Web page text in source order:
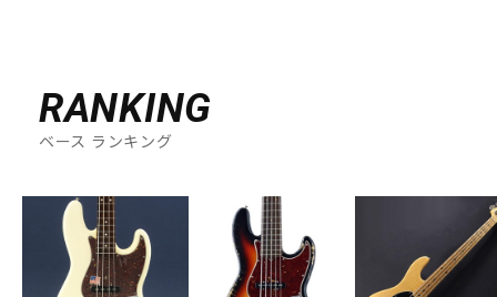
DTM オンライン納品
配信/ライブ機器
RANKING
ベース ランキング